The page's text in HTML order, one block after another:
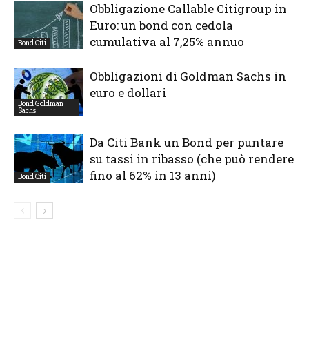
Bond Citi
Obbligazione Callable Citigroup in
Euro: un bond con cedola
cumulativa al 7,25% annuo
Bond Goldman
Sachs
Obbligazioni di Goldman Sachs in
euro e dollari
Bond Citi
Da Citi Bank un Bond per puntare
su tassi in ribasso (che può rendere
fino al 62% in 13 anni)